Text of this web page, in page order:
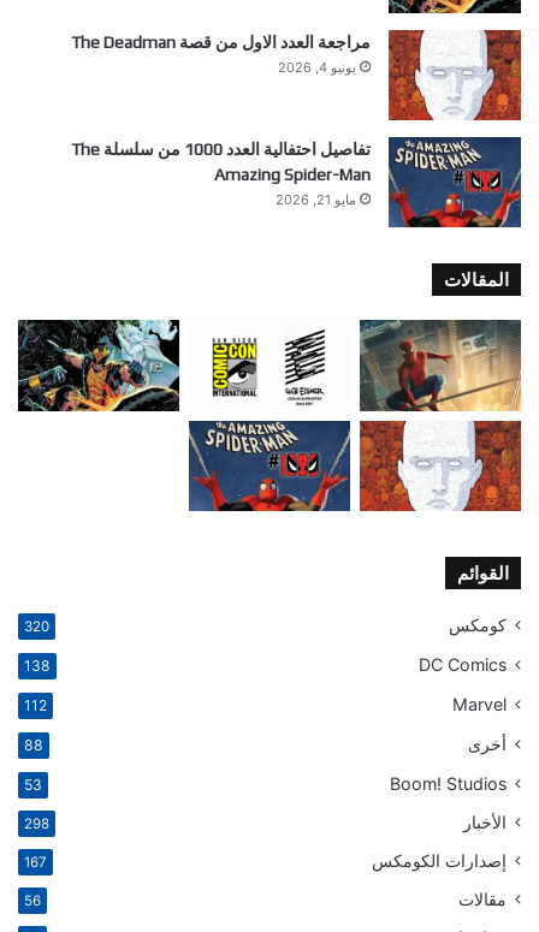
مراجعة العدد الاول من قصة The Deadman
يونيو 4, 2026
تفاصيل احتفالية العدد 1000 من سلسلة The
Amazing Spider-Man
مايو 21, 2026
المقالات
القوائم
كومكس 320
DC Comics
138
Marvel
112
أخرى 88
Boom! Studios
53
الأخبار 298
إصدارات الكومكس 167
مقالات 56